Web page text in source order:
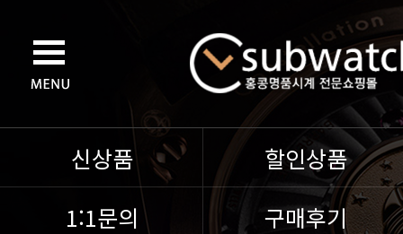
신상품
할인상품
1:1문의
구매후기